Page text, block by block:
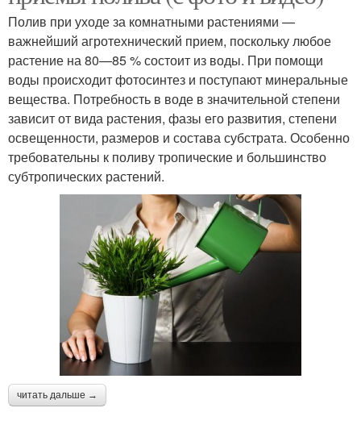
Полив при уходе за комнатными растениями —
важнейший агротехнический прием, поскольку любое
растение на 80—85 % состоит из воды. При помощи
воды происходит фотосинтез и поступают минеральные
вещества. Потребность в воде в значительной степени
зависит от вида растения, фазы его развития, степени
освещенности, размеров и состава субстрата. Особенно
требовательны к поливу тропические и большинство
субтропических растений.
читать дальше →